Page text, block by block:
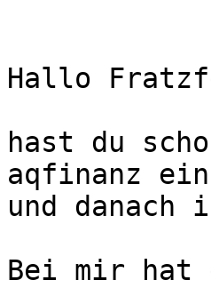
Hallo
hast du
aqfinanz
und danach
Bei mir hat